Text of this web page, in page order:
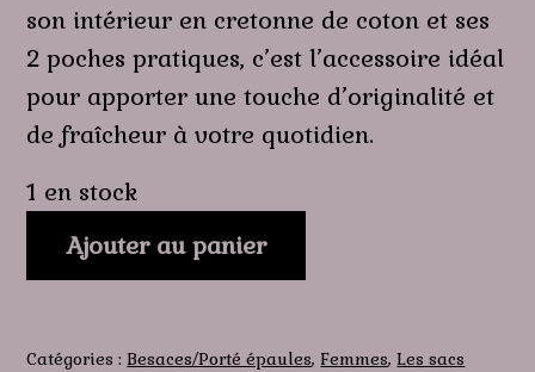
son intérieur en cretonne de coton et ses
2 poches pratiques, c’est l’accessoire idéal
pour apporter une touche d’originalité et
de fraîcheur à votre quotidien.
1 en stock
Ajouter au panier
Catégories :Besaces/Porté épaules, Femmes,Les sacs